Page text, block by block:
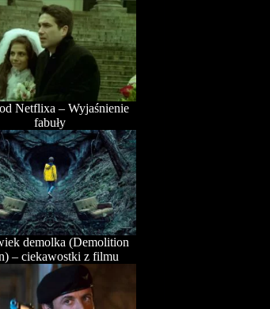
Netflixa – Wyjaśnienie
fabuły
demolka (Demolition
– ciekawostki z filmu